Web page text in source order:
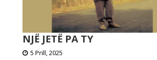
NJË JETË PA TY
5 Prill, 2025